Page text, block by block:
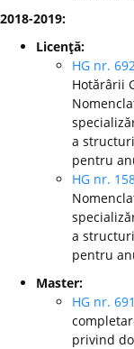
2018-2019:
Licenţă:
HG nr.
Hotărârii
a
pentru
HG nr.
a
pentru
Master:
HG nr.
privind